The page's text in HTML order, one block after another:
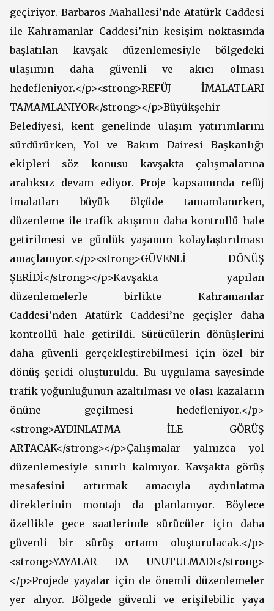
geçiriyor. Barbaros Mahallesi’nde Atatürk Caddesi
ile Kahramanlar Caddesi’nin kesişim noktasında
başlatılan kavşak düzenlemesiyle bölgedeki
ulaşımın daha güvenli ve akıcı olması
hedefleniyor.</p><strong>REFÜJ İMALATLARI
TAMAMLANIYOR</strong></p>Büyükşehir
Belediyesi, kent genelinde ulaşım yatırımlarını
sürdürürken, Yol ve Bakım Dairesi Başkanlığı
ekipleri söz konusu kavşakta çalışmalarına
aralıksız devam ediyor. Proje kapsamında refüj
imalatları büyük ölçüde tamamlanırken,
düzenleme ile trafik akışının daha kontrollü hale
getirilmesi ve günlük yaşamın kolaylaştırılması
amaçlanıyor.</p><strong>GÜVENLİ DÖNÜŞ
ŞERİDİ</strong></p>Kavşakta yapılan
düzenlemelerle birlikte Kahramanlar
Caddesi’nden Atatürk Caddesi’ne geçişler daha
kontrollü hale getirildi. Sürücülerin dönüşlerini
daha güvenli gerçekleştirebilmesi için özel bir
dönüş şeridi oluşturuldu. Bu uygulama sayesinde
trafik yoğunluğunun azaltılması ve olası kazaların
önüne geçilmesi hedefleniyor.</p>
<strong>AYDINLATMA İLE GÖRÜŞ
ARTACAK</strong></p>Çalışmalar yalnızca yol
düzenlemesiyle sınırlı kalmıyor. Kavşakta görüş
mesafesini artırmak amacıyla aydınlatma
direklerinin montajı da planlanıyor. Böylece
özellikle gece saatlerinde sürücüler için daha
güvenli bir sürüş ortamı oluşturulacak.</p>
<strong>YAYALAR DA UNUTULMADI</strong>
</p>Projede yayalar için de önemli düzenlemeler
yer alıyor. Bölgede güvenli ve erişilebilir yaya